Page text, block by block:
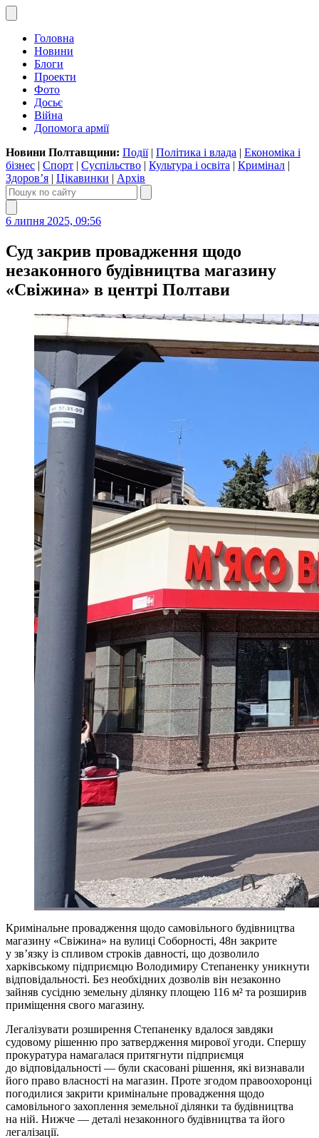
Головна
Новини
Блоги
Проекти
Фото
Досьє
Війна
Допомога армії
Новини Полтавщини: Події| Політика і влада | Економіка і
бізнес | Спорт | Суспільство | Культура і освіта | Кримінал |
Здоров’я | Цікавинки | Архів
6 липня 2025, 09:56
Суд закрив провадження щодо
незаконного будівництва магазину
«Свіжина» в центрі Полтави
Кримінальне провадження щодо самовільного будівництва
магазину «Свіжина» на вулиці Соборності, 48н закрите
у зв’язку із спливом строків давності, що дозволило
харківському підприємцю Володимиру Степаненку уникнути
відповідальності. Без необхідних дозволів він незаконно
зайняв сусідню земельну ділянку площею 116 м² та розширив
приміщення свого магазину.
Легалізувати розширення Степаненку вдалося завдяки
судовому рішенню про затвердження мирової угоди. Спершу
прокуратура намагалася притягнути підприємця
до відповідальності — були скасовані рішення, які визнавали
його право власності на магазин. Проте згодом правоохоронці
погодилися закрити кримінальне провадження щодо
самовільного захоплення земельної ділянки та будівництва
на ній. Нижче — деталі незаконного будівництва та його
легалізації.